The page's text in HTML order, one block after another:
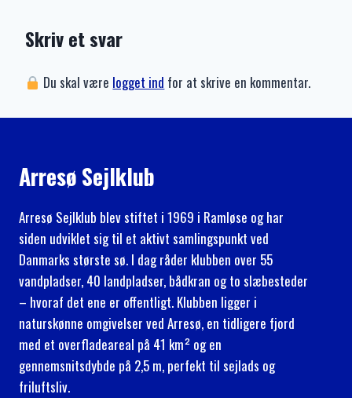
Skriv et svar
Du skal være logget ind for at skrive en kommentar.
Arresø Sejlklub
Arresø Sejlklub blev stiftet i 1969 i Ramløse og har
siden udviklet sig til et aktivt samlingspunkt ved
Danmarks største sø. I dag råder klubben over 55
vandpladser, 40 landpladser, bådkran og to slæbesteder
– hvoraf det ene er offentligt. Klubben ligger i
naturskønne omgivelser ved Arresø, en tidligere fjord
med et overfladeareal på 41 km² og en
gennemsnitsdybde på 2,5 m, perfekt til sejlads og
friluftsliv.